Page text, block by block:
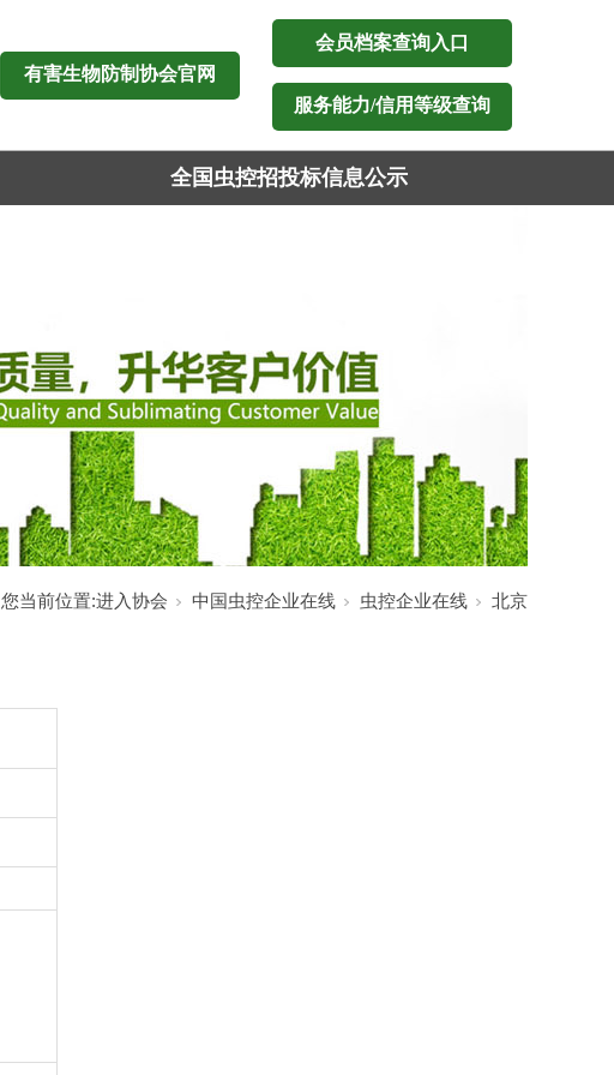
有害生物防制协会官网
服务能力/信用等级查询
会员档案查询入口
全国虫控招投标信息公示
您当前位置:进入协会 中国虫控企业在线 虫控企业在线 北京